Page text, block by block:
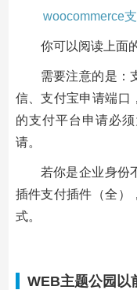
woocommerce
你可以阅读上面
需要注意的是：
信、支付宝申请端口
的支付平台申请必
请。
若你是企业身份
插件支付插件（全）
式。
WEB主题公园以